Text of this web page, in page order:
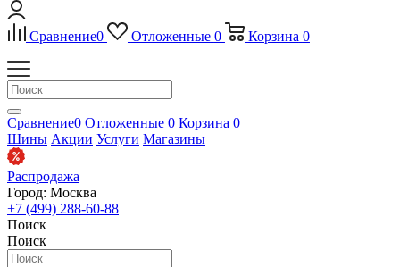
Сравнение0 Отложенные 0 Корзина 0
Сравнение0 Отложенные 0 Корзина 0
Шины Акции Услуги Магазины
Распродажа
Город: Москва
+7 (499) 288-60-88
Поиск
Поиск